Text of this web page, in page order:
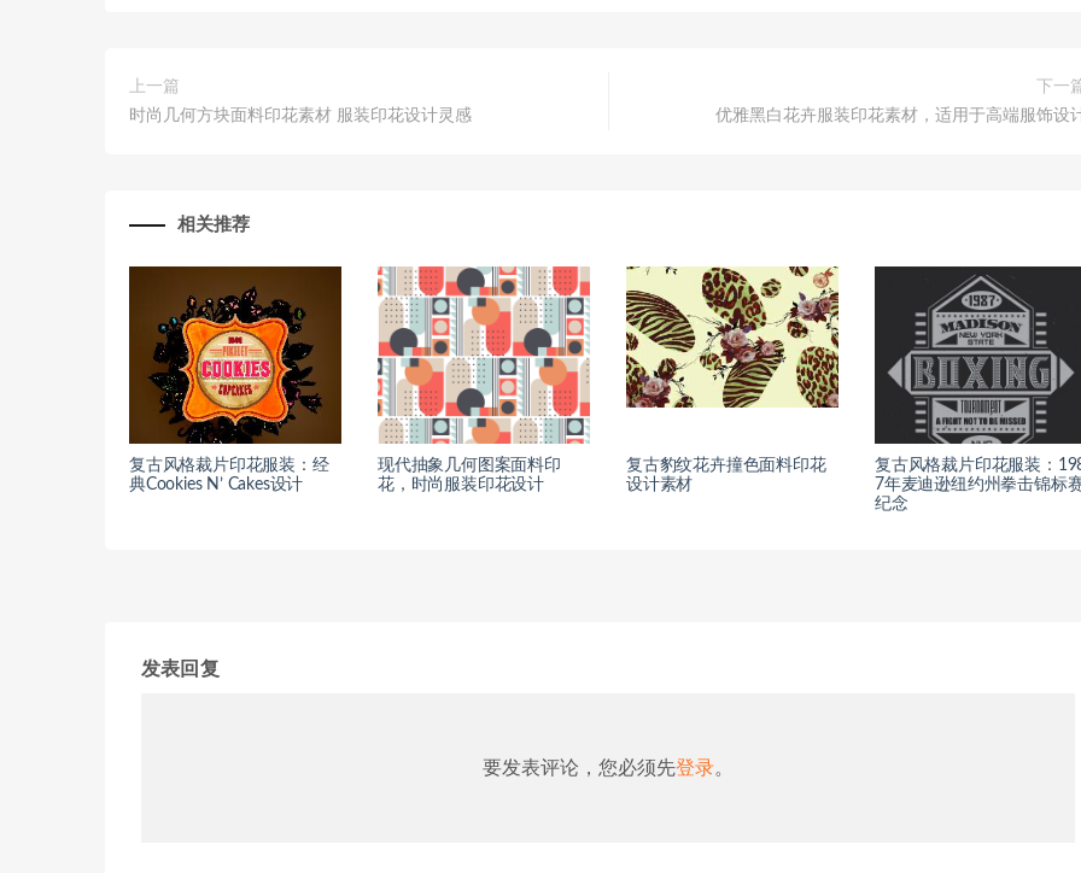
上一篇
时尚几何方块面料印花素材 服装印花设计灵感
下一
优雅黑白花卉服装印花素材，适用于高端服饰设
相关推荐
复古风格裁片印花服装：经
典Cookies N’ Cakes设计
现代抽象几何图案面料印
花，时尚服装印花设计
复古豹纹花卉撞色面料印花
设计素材
复古风格裁片印花服装：
7年麦迪逊纽约州拳击锦标
纪念
发表回复
要发表评论，您必须先登录。